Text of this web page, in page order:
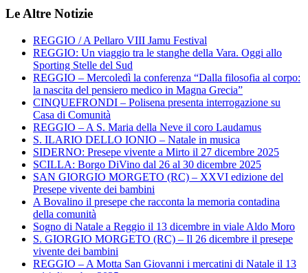
Le Altre Notizie
REGGIO / A Pellaro VIII Jamu Festival
REGGIO: Un viaggio tra le stanghe della Vara. Oggi allo
Sporting Stelle del Sud
REGGIO – Mercoledì la conferenza “Dalla filosofia al corpo:
la nascita del pensiero medico in Magna Grecia”
CINQUEFRONDI – Polisena presenta interrogazione su
Casa di Comunità
REGGIO – A S. Maria della Neve il coro Laudamus
S. ILARIO DELLO IONIO – Natale in musica
SIDERNO: Presepe vivente a Mirto il 27 dicembre 2025
SCILLA: Borgo DiVino dal 26 al 30 dicembre 2025
SAN GIORGIO MORGETO (RC) – XXVI edizione del
Presepe vivente dei bambini
A Bovalino il presepe che racconta la memoria contadina
della comunità
Sogno di Natale a Reggio il 13 dicembre in viale Aldo Moro
S. GIORGIO MORGETO (RC) – Il 26 dicembre il presepe
vivente dei bambini
REGGIO – A Motta San Giovanni i mercatini di Natale il 13